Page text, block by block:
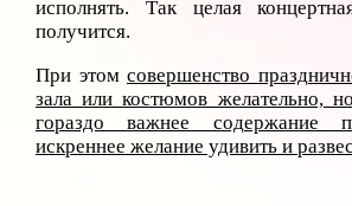
исполнять. Так целая
получится.
При этом совершенство
зала или костюмов желательно,
гораздо важнее содержание
искреннее желание удивить и